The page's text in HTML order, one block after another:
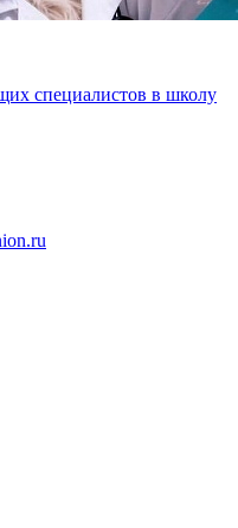
специалистов в школу